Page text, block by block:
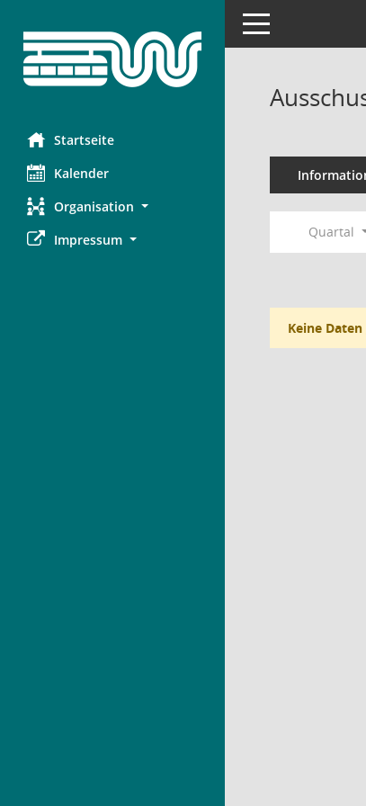
Startseite
Kalender
Organisation
Impressum
Toggle navigation
Quartal
Keine